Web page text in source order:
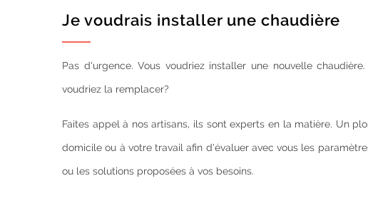
Je voudrais installer une chaudière
Pas d'urgence. Vous voudriez installer une nouvelle
voudriez la remplacer?
Faites appel à nos artisans, ils sont experts en la matière. Un
domicile ou à votre travail afin d'évaluer avec vous les
ou les solutions proposées à vos besoins.